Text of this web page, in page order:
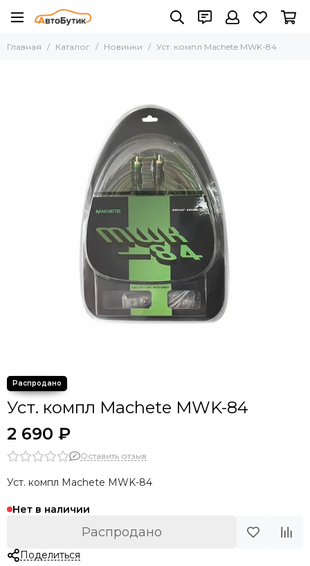
Главная Каталог Новинки Уст. компл Machete MWK-84
Уст. компл Machete MWK-84
2 690 ₽
Оставить отзыв
Уст. компл Machete MWK-84
Нет в наличии
Распродано
Поделиться